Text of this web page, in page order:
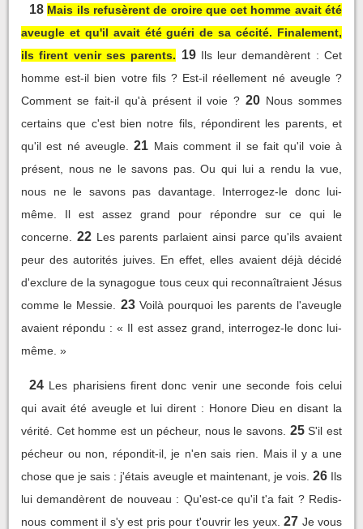
18 Mais ils refusèrent de croire que cet homme avait été
aveugle et qu'il avait été guéri de sa cécité. Finalement,
ils firent venir ses parents. 19 Ils leur demandèrent : Cet
homme est-il bien votre fils ? Est-il réellement né aveugle ?
Comment se fait-il qu'à présent il voie ? 20 Nous sommes
certains que c'est bien notre fils, répondirent les parents, et
qu'il est né aveugle.
21 Mais comment il se fait qu'il voie à
présent, nous ne le savons pas. Ou qui lui a rendu la vue,
nous ne le savons pas davantage. Interrogez-le donc lui-
même. Il est assez grand pour répondre sur ce qui le
concerne.
22 Les parents parlaient ainsi parce qu'ils avaient
peur des autorités juives. En effet, elles avaient déjà décidé
d'exclure de la synagogue tous ceux qui reconnaîtraient Jésus
comme le Messie.
23 Voilà pourquoi les parents de l'aveugle
avaient répondu : « Il est assez grand, interrogez-le donc lui-
même. »
24 Les pharisiens firent donc venir une seconde fois celui
qui avait été aveugle et lui dirent : Honore Dieu en disant la
vérité. Cet homme est un pécheur, nous le savons. 25 S'il est
pécheur ou non, répondit-il, je n'en sais rien. Mais il y a une
chose que je sais : j'étais aveugle et maintenant, je vois. 26 Ils
lui demandèrent de nouveau : Qu'est-ce qu'il t'a fait ? Redis-
nous comment il s'y est pris pour t'ouvrir les yeux. 27 Je vous